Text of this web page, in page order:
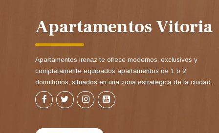
Apartamentos Vitoria
Apartamentos Irenaz te ofrece modernos, exclusivos y
completamente equipados apartamentos de 1 o 2
dormitorios, situados en una zona estratégica de la ciudad.